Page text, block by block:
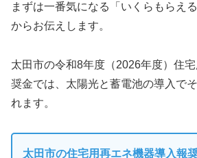
まずは一番気になる「いくらもらえ
からお伝えします。
太田市の令和8年度（2026年度）住
奨金では、太陽光と蓄電池の導入で
れます。
太田市の住宅用再エネ機器導入報